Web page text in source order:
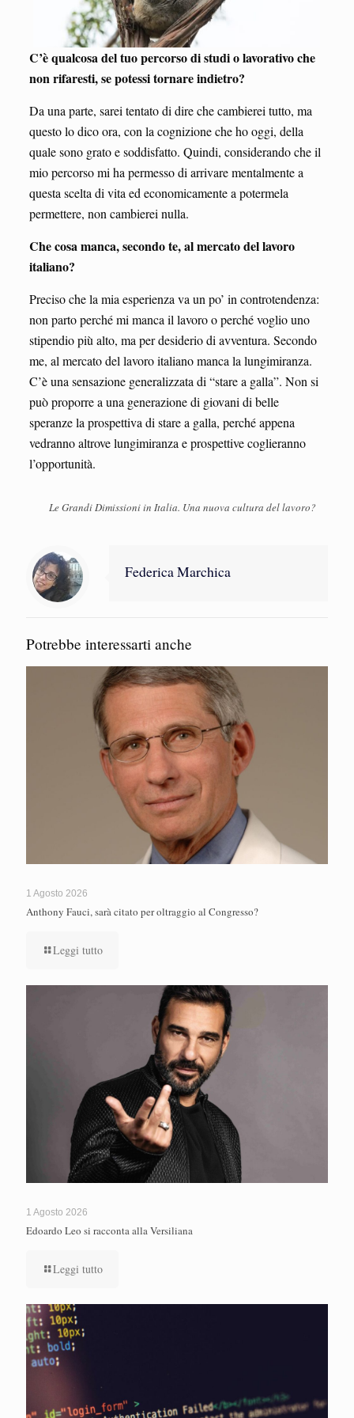
C’è qualcosa del tuo percorso di studi o lavorativo che
non rifaresti, se potessi tornare indietro?
Da una parte, sarei tentato di dire che cambierei tutto, ma
questo lo dico ora, con la cognizione che ho oggi, della
quale sono grato e soddisfatto. Quindi, considerando che il
mio percorso mi ha permesso di arrivare mentalmente a
questa scelta di vita ed economicamente a potermela
permettere, non cambierei nulla.
Che cosa manca, secondo te, al mercato del lavoro
italiano?
Preciso che la mia esperienza va un po’ in controtendenza:
non parto perché mi manca il lavoro o perché voglio uno
stipendio più alto, ma per desiderio di avventura. Secondo
me, al mercato del lavoro italiano manca la lungimiranza.
C’è una sensazione generalizzata di “stare a galla”. Non si
può proporre a una generazione di giovani di belle
speranze la prospettiva di stare a galla, perché appena
vedranno altrove lungimiranza e prospettive coglieranno
l’opportunità.
Le Grandi Dimissioni in Italia. Una nuova cultura del lavoro?
Federica Marchica
Potrebbe interessarti anche
1 Agosto 2026
Anthony Fauci, sarà citato per oltraggio al Congresso?
Leggi tutto
1 Agosto 2026
Edoardo Leo si racconta alla Versiliana
Leggi tutto